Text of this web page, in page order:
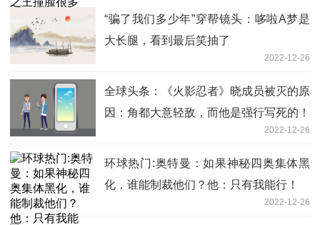
“骗了我们多少年”穿帮镜头：哆啦A梦是
大长腿，看到最后笑抽了
2022-12-26
全球头条：《火影忍者》晓成员被灭的原
因：角都大意轻敌，而他是强行写死的！
2022-12-26
环球热门:奥特曼：如果神秘四奥集体黑
化，谁能制裁他们？他：只有我能行！
2022-12-26